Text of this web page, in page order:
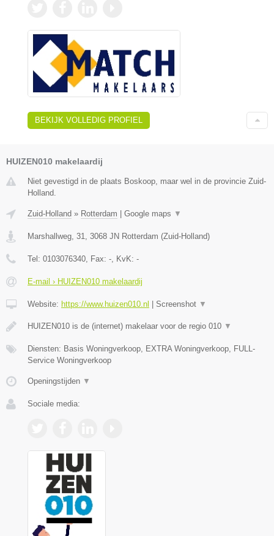
BEKIJK VOLLEDIG PROFIEL
HUIZEN010 makelaardij
Niet gevestigd in de plaats Boskoop, maar wel in de provincie Zuid-
Holland.
Zuid-Holland » Rotterdam Google maps ▼
Marshallweg, 31, 3068 JN Rotterdam (Zuid-Holland)
Tel: 0103076340, Fax: -, KvK: -
E-mail › HUIZEN010 makelaardij
Website: https://www.huizen010.nl Screenshot ▼
HUIZEN010 is de (internet) makelaar voor de regio 010 ▼
Diensten: Basis Woningverkoop, EXTRA Woningverkoop, FULL-
Service Woningverkoop
Openingstijden ▼
Sociale media: